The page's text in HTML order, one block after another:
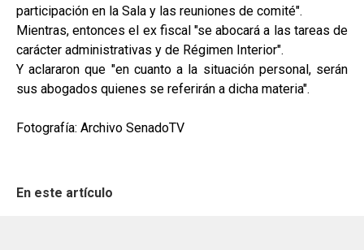
participación en la Sala y las reuniones de comité".
Mientras, entonces el ex fiscal "se abocará a las tareas de
carácter administrativas y de Régimen Interior".
Y aclararon que "en cuanto a la situación personal, serán
sus abogados quienes se referirán a dicha materia".
Fotografía: Archivo SenadoTV
En este artículo